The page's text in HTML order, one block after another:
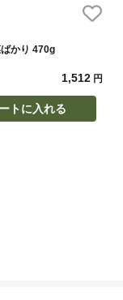
かり 470g
1,512 円
トに入れる